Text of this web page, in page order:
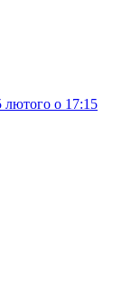
лютого о 17:15